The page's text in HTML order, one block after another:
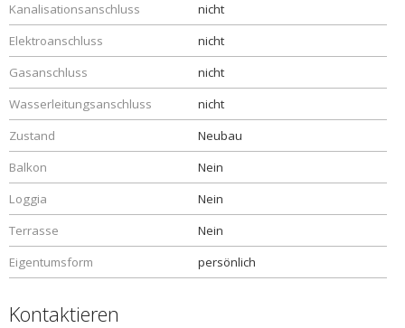
Kanalisationsanschluss
nicht
Elektroanschluss
nicht
Gasanschluss
nicht
Wasserleitungsanschluss
nicht
Zustand
Neubau
Balkon
Nein
Loggia
Nein
Terrasse
Nein
Eigentumsform
persönlich
Kontaktieren